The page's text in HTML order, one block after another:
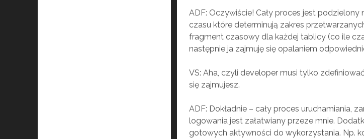
ADF: Oczywiście! Cały proces jest
czasu które determinują zakres
fragment czasowy dla każdej tablicy (co ile
następnie ja zajmuję się opalaniem
VS: Aha, czyli developer musi tylko
się zajmujesz.
ADF: Dokładnie – cały proces uruchamiania,
logowania jest załatwiany przeze mnie.
gotowych aktywności do wykorzystania. Np.